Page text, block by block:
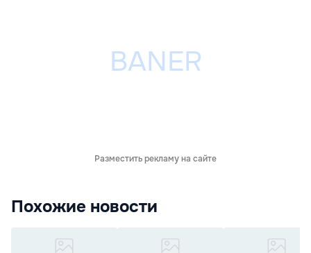
Разместить рекламу на сайте
Похожие новости